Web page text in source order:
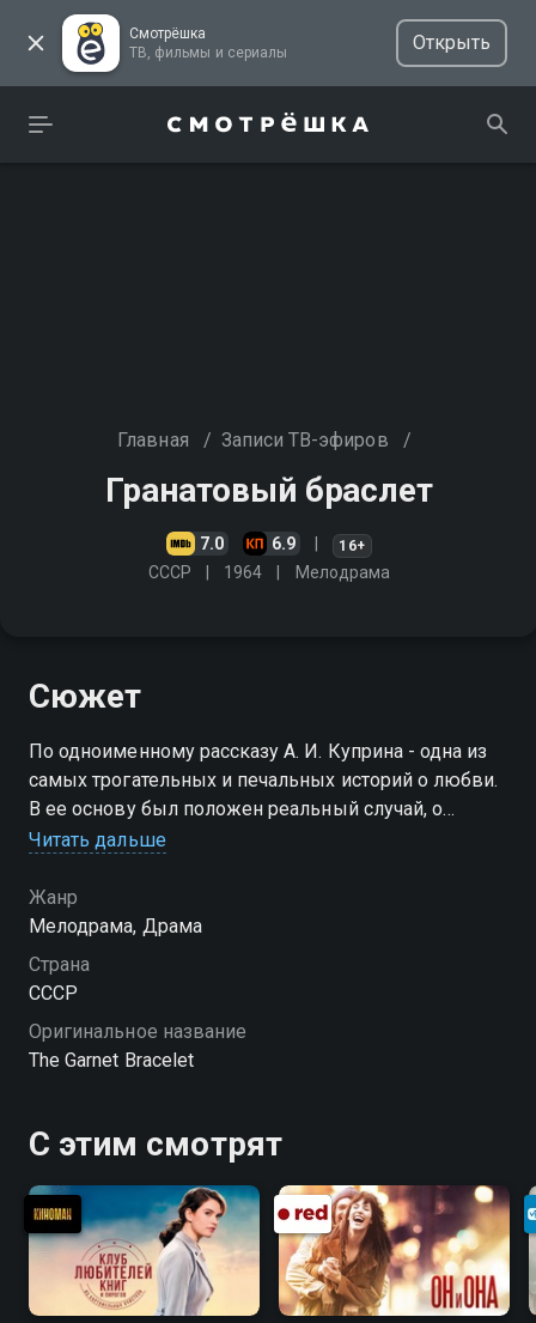
Смотрёшка
ТВ, фильмы и сериалы
Открыть
Главная / Записи ТВ-эфиров /
Гранатовый браслет
7.0 6.9 16+
СССР 1964 Мелодрама
Сюжет
По одноименному рассказу А. И. Куприна - одна из
самых трогательных и печальных историй о любви.
В ее основу был положен реальный случай, о
котором довелось узнать писателю
Читать дальше
Жанр
Мелодрама, Драма
Страна
СССР
Оригинальное название
The Garnet Bracelet
С этим смотрят